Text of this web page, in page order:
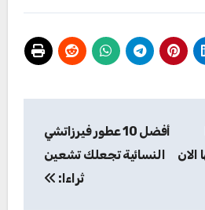
أفضل 10 عطور فيرزاتشي
النسائية تجعلك تشعين
ثراءا: